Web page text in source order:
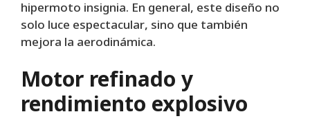
hipermoto insignia. En general, este diseño no
solo luce espectacular, sino que también
mejora la aerodinámica.
Motor refinado y
rendimiento explosivo